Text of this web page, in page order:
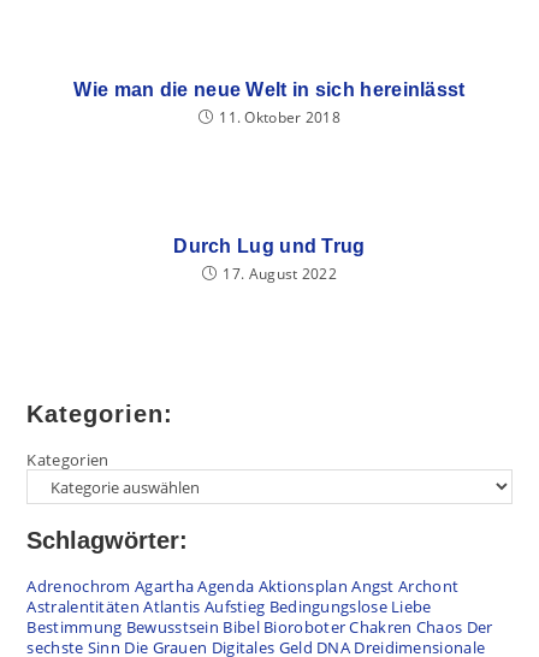
Wie man die neue Welt in sich hereinlässt
11. Oktober 2018
Durch Lug und Trug
17. August 2022
Kategorien:
Kategorien
Schlagwörter:
Adrenochrom AgarthaAgenda Aktionsplan Angst Archont
Astralentitäten Atlantis Aufstieg Bedingungslose Liebe
Bestimmung Bewusstsein Bibel BioroboterChakren Chaos Der
sechste Sinn Die Grauen Digitales Geld DNA Dreidimensionale